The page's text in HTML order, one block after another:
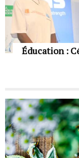
Éducation :